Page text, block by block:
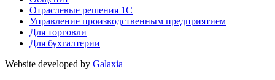
Отраслевые решения 1С
Управление производственным предприятием
Для торговли
Для бухгалтерии
Website developed by Galaxia